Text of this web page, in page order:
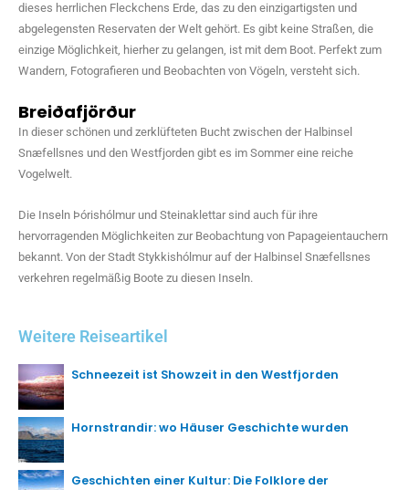
dieses herrlichen Fleckchens Erde, das zu den einzigartigsten und
abgelegensten Reservaten der Welt gehört. Es gibt keine Straßen, die
einzige Möglichkeit, hierher zu gelangen, ist mit dem Boot. Perfekt zum
Wandern, Fotografieren und Beobachten von Vögeln, versteht sich.
Breiðafjörður
In dieser schönen und zerklüfteten Bucht zwischen der Halbinsel
Snæfellsnes und den Westfjorden gibt es im Sommer eine reiche
Vogelwelt.
Die Inseln Þórishólmur und Steinaklettar sind auch für ihre
hervorragenden Möglichkeiten zur Beobachtung von Papageientauchern
bekannt. Von der Stadt Stykkishólmur auf der Halbinsel Snæfellsnes
verkehren regelmäßig Boote zu diesen Inseln.
Weitere Reiseartikel
Schneezeit ist Showzeit in den Westfjorden
Hornstrandir: wo Häuser Geschichte wurden
Geschichten einer Kultur: Die Folklore der